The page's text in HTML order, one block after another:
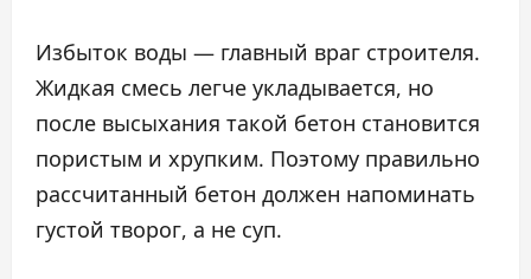
Избыток воды — главный враг строителя.
Жидкая смесь легче укладывается, но
после высыхания такой бетон становится
пористым и хрупким. Поэтому правильно
рассчитанный бетон должен напоминать
густой творог, а не суп.